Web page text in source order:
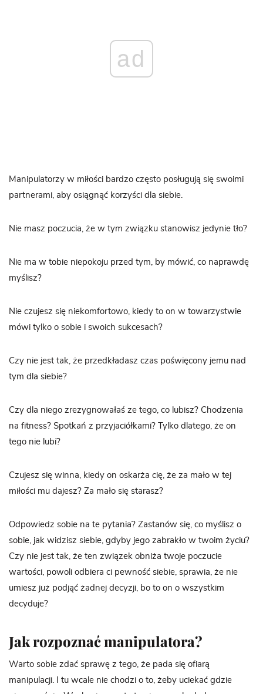
ad
Manipulatorzy w miłości bardzo często posługują się swoimi
partnerami, aby osiągnąć korzyści dla siebie.
Nie masz poczucia, że w tym związku stanowisz jedynie tło?
Nie ma w tobie niepokoju przed tym, by mówić, co naprawdę
myślisz?
Nie czujesz się niekomfortowo, kiedy to on w towarzystwie
mówi tylko o sobie i swoich sukcesach?
Czy nie jest tak, że przedkładasz czas poświęcony jemu nad
tym dla siebie?
Czy dla niego zrezygnowałaś ze tego, co lubisz? Chodzenia
na fitness? Spotkań z przyjaciółkami? Tylko dlatego, że on
tego nie lubi?
Czujesz się winna, kiedy on oskarża cię, że za mało w tej
miłości mu dajesz? Za mało się starasz?
Odpowiedz sobie na te pytania? Zastanów się, co myślisz o
sobie, jak widzisz siebie, gdyby jego zabrakło w twoim życiu?
Czy nie jest tak, że ten związek obniża twoje poczucie
wartości, powoli odbiera ci pewność siebie, sprawia, że nie
umiesz już podjąć żadnej decyzji, bo to on o wszystkim
decyduje?
Jak rozpoznać manipulatora?
Warto sobie zdać sprawę z tego, że pada się ofiarą
manipulacji. I tu wcale nie chodzi o to, żeby uciekać gdzie